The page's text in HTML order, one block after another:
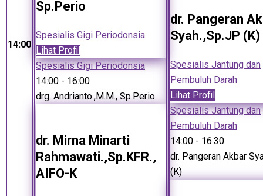
14:00
Sp.Perio
Spesialis Gigi Periodonsia
Lihat Profil
Spesialis Gigi Periodonsia
14:00 - 16:00
drg. Andrianto.,M.M., Sp.Perio
dr. Mirna Minarti
Rahmawati.,Sp.KFR.,
AIFO-K
dr. Pangeran
Syah.,Sp.JP (K)
Spesialis Jantung dan
Pembuluh Darah
Lihat Profil
Spesialis Jantung dan
Pembuluh Darah
14:00 - 16:30
dr. Pangeran Akbar
(K)